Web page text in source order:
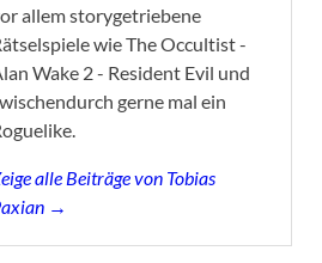
allem storygetriebene
wie The Occultist -
Wake 2 - Resident Evil und
gerne mal ein
alle Beiträge von Tobias
→